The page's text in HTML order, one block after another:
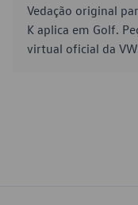
Vedação original
K aplica em Golf.
virtual oficial da